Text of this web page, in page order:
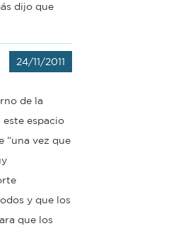
dijo que
24/11/2011
de la
espacio
“una vez que
y que los
que los